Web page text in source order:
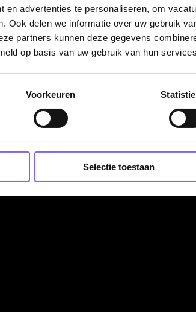
en advertenties te personaliseren, om
Ook delen we informatie over uw gebruik
partners kunnen deze gegevens
op basis van uw gebruik van hun
Voorkeuren
Selectie toestaan
en zorg jij ervoor dat alle klanten
gezellig langs voor een kop koffie
past.